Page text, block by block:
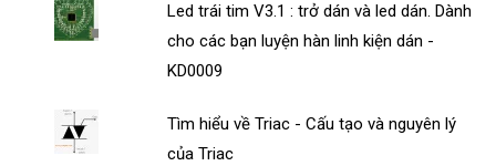
Led trái tim V3.1 : trở dán và led dán. Dành
cho các bạn luyện hàn linh kiện dán -
KD0009
Tìm hiểu về Triac - Cấu tạo và nguyên lý
của Triac